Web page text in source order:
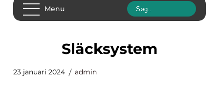
Menu
släcksystem
23 januari 2024 admin